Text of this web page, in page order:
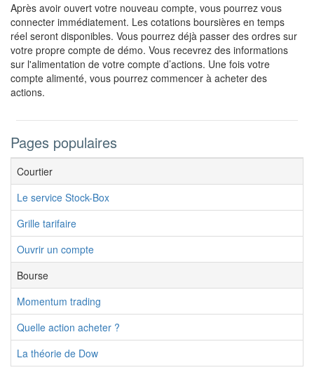
Après avoir ouvert votre nouveau compte, vous pourrez vous
connecter immédiatement. Les cotations boursières en temps
réel seront disponibles. Vous pourrez déjà passer des ordres sur
votre propre compte de démo. Vous recevrez des informations
sur l'alimentation de votre compte d’actions. Une fois votre
compte alimenté, vous pourrez commencer à acheter des
actions.
Pages populaires
Courtier
Le service Stock-Box
Grille tarifaire
Ouvrir un compte
Bourse
Momentum trading
Quelle action acheter ?
La théorie de Dow